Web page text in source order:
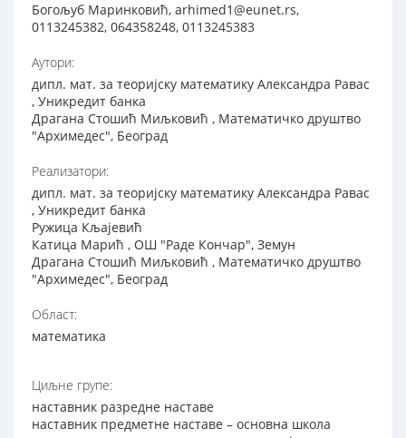
Богољуб Маринковић, arhimed1@eunet.rs,
0113245382, 064358248, 0113245383
Аутори:
дипл. мат. за теоријску математику Александра Равас
, Уникредит банка
Драгана Стошић Миљковић , Математичко друштво
"Архимедес", Београд
Реализатори:
дипл. мат. за теоријску математику Александра Равас
, Уникредит банка
Ружица Кљајевић
Катица Марић , ОШ "Раде Кончар", Земун
Драгана Стошић Миљковић , Математичко друштво
"Архимедес", Београд
Област:
математика
Циљне групе:
наставник разредне наставе
наставник предметне наставе – основна школа